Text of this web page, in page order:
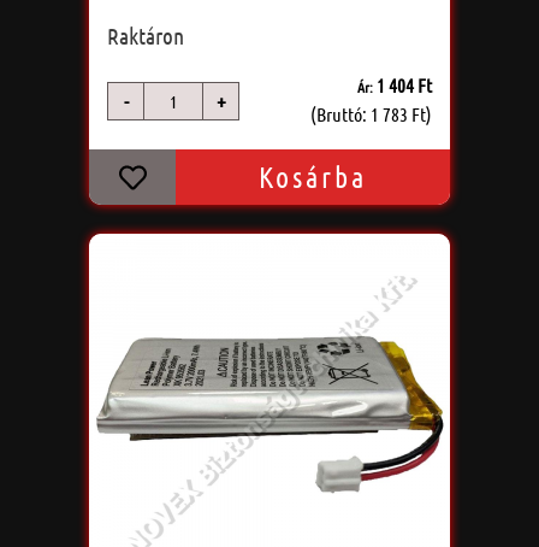
Raktáron
- +
Ár: 1 404 Ft
(Bruttó: 1 783 Ft)
Kosárba